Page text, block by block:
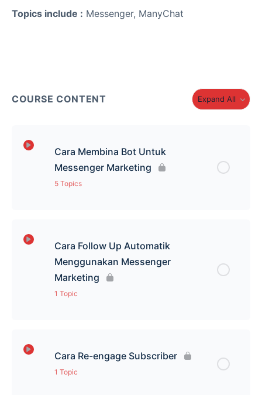
Topics include : Messenger, ManyChat
COURSE CONTENT Expand All
Cara Membina Bot Untuk
Messenger Marketing
5 Topics
Tutorial Auto Reply
Cara Menggunakan Growth Tools Facebook
Comments Part 2
Cara Follow Up Automatik
Menggunakan Messenger
Marketing
1 Topic
Tutorial Sequence
Cara Re-engage Subscriber
1 Topic